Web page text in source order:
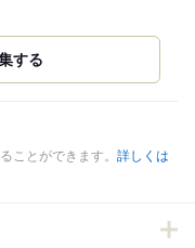
ことができます。 詳しくは